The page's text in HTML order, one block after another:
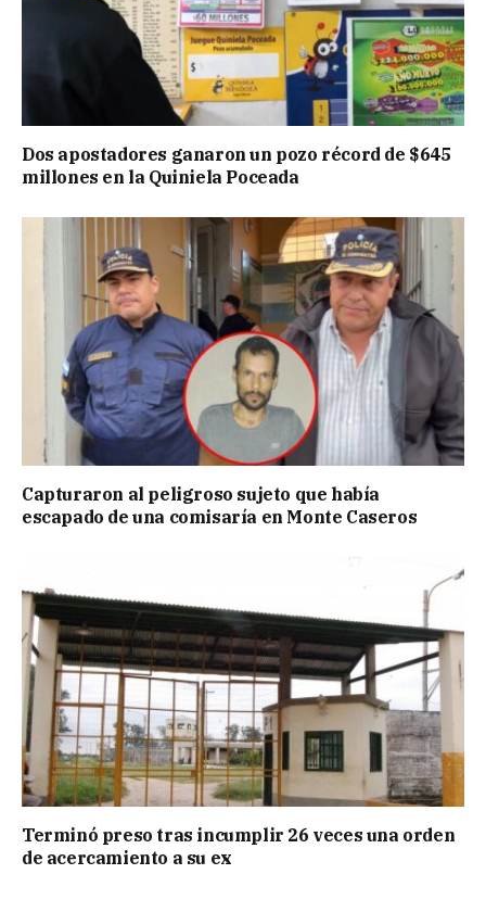
Dos apostadores ganaron un pozo récord de $645
millones en la Quiniela Poceada
Capturaron al peligroso sujeto que había
escapado de una comisaría en Monte Caseros
Terminó preso tras incumplir 26 veces una orden
de acercamiento a su ex